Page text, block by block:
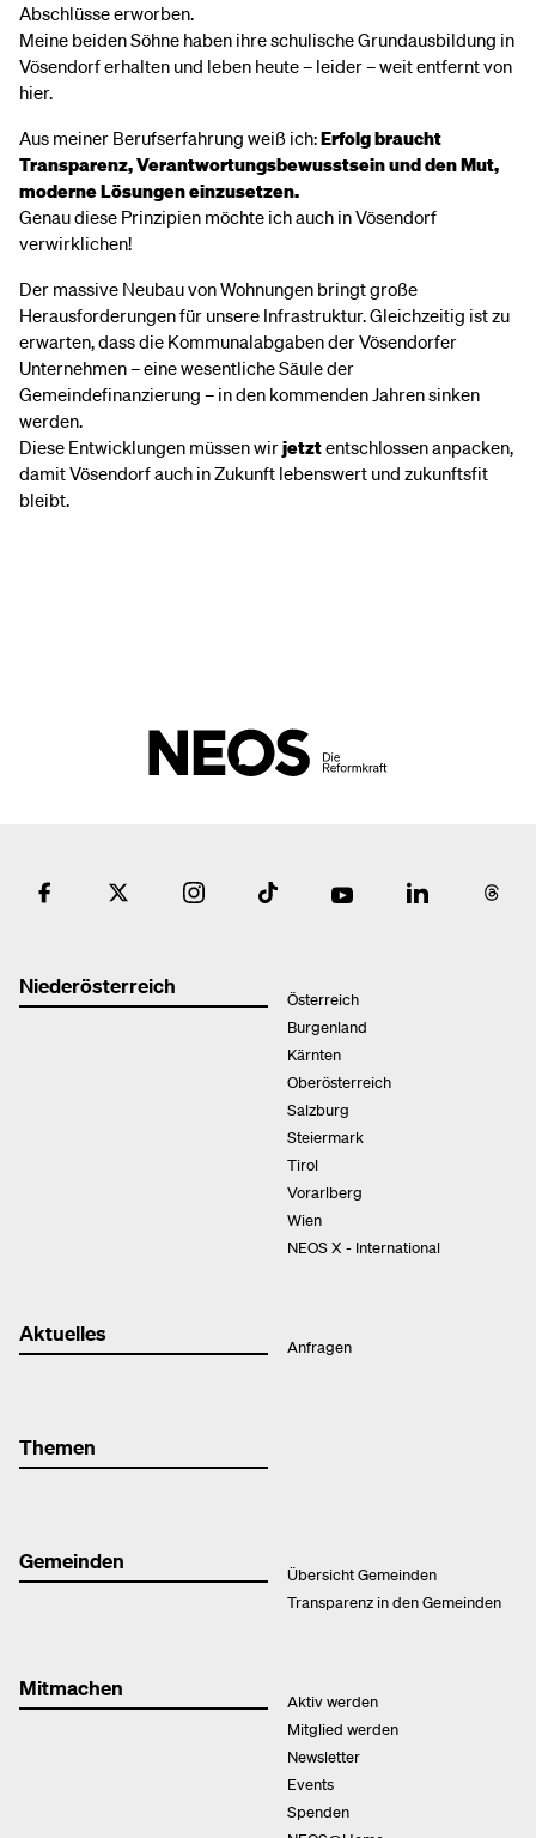
Abschlüsse erworben.
Meine beiden Söhne haben ihre schulische Grundausbildung in
Vösendorf erhalten und leben heute – leider – weit entfernt von
hier.
Aus meiner Berufserfahrung weiß ich:Erfolg braucht
Transparenz, Verantwortungsbewusstsein und den Mut,
moderne Lösungen einzusetzen.
Genau diese Prinzipien möchte ich auch in Vösendorf
verwirklichen!
Der massive Neubau von Wohnungen bringt große
Herausforderungen für unsere Infrastruktur. Gleichzeitig ist zu
erwarten, dass die Kommunalabgaben der Vösendorfer
Unternehmen – eine wesentliche Säule der
Gemeindefinanzierung – in den kommenden Jahren sinken
werden.
Diese Entwicklungen müssen wirjetztentschlossen anpacken,
damit Vösendorf auch in Zukunft lebenswert und zukunftsfit
bleibt.
Niederösterreich
Österreich
Burgenland
Kärnten
Oberösterreich
Salzburg
Steiermark
Tirol
Vorarlberg
Wien
NEOS X - International
Aktuelles
Anfragen
Themen
Gemeinden
Übersicht Gemeinden
Transparenz in den Gemeinden
Mitmachen
Aktiv werden
Mitglied werden
Newsletter
Events
Spenden